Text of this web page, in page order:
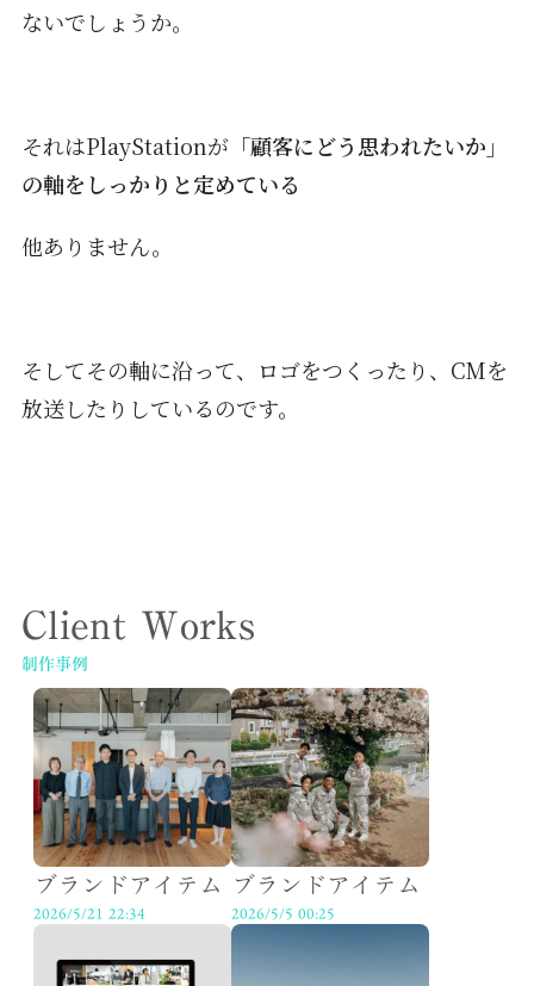
ないでしょうか。
それはPlayStationが 「顧客にどう思われたいか」
の軸をしっかりと定めている
他ありません。
そしてその軸に沿って、ロゴをつくったり、CMを
放送したりしているのです。
Client Works
制作事例
ブランドアイテム
2026/5/21 22:34
ブランドアイテム
2026/5/5 00:25